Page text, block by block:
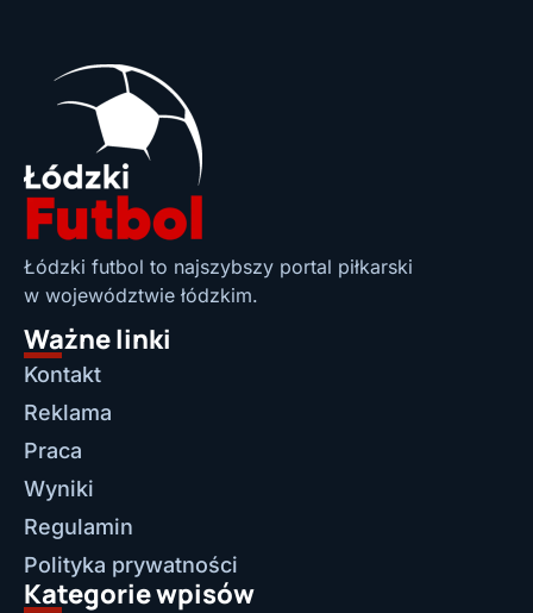
Łódzki futbol to najszybszy portal piłkarski
w województwie łódzkim.
Ważne linki
Kontakt
Reklama
Praca
Wyniki
Regulamin
Polityka prywatności
Kategorie wpisów